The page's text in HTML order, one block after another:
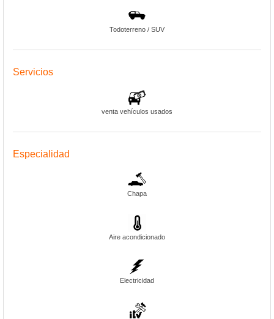
Todoterreno / SUV
Servicios
venta vehículos usados
Especialidad
Chapa
Aire acondicionado
Electricidad